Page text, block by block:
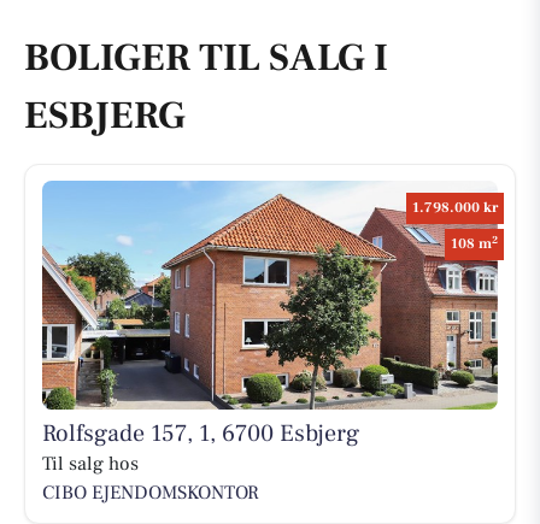
BOLIGER TIL SALG I
ESBJERG
1.798.000 kr
108 m2
Rolfsgade 157, 1, 6700 Esbjerg
Til salg hos
CIBO EJENDOMSKONTOR